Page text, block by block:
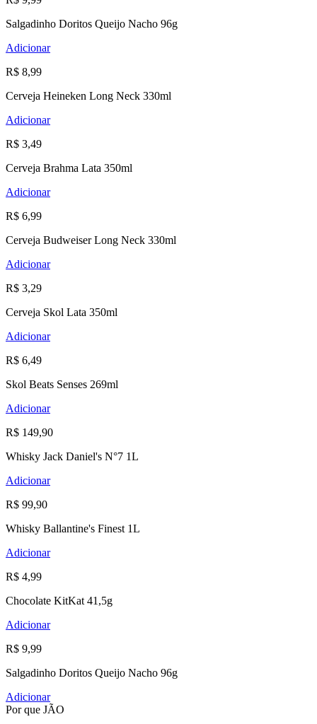
Salgadinho Doritos Queijo Nacho 96g
Adicionar
R$ 8,99
Cerveja Heineken Long Neck 330ml
Adicionar
R$ 3,49
Cerveja Brahma Lata 350ml
Adicionar
R$ 6,99
Cerveja Budweiser Long Neck 330ml
Adicionar
R$ 3,29
Cerveja Skol Lata 350ml
Adicionar
R$ 6,49
Skol Beats Senses 269ml
Adicionar
R$ 149,90
Whisky Jack Daniel's N°7 1L
Adicionar
R$ 99,90
Whisky Ballantine's Finest 1L
Adicionar
R$ 4,99
Chocolate KitKat 41,5g
Adicionar
R$ 9,99
Salgadinho Doritos Queijo Nacho 96g
Adicionar
Por que JÃO